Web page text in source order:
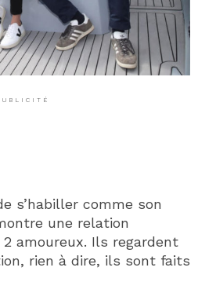
s’habiller comme son
une relation
amoureux. Ils regardent
rien à dire, ils sont faits